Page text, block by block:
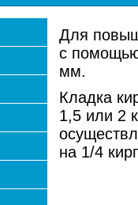
Для
с
мм.
Кладка
1,5 или 2
на 1/4